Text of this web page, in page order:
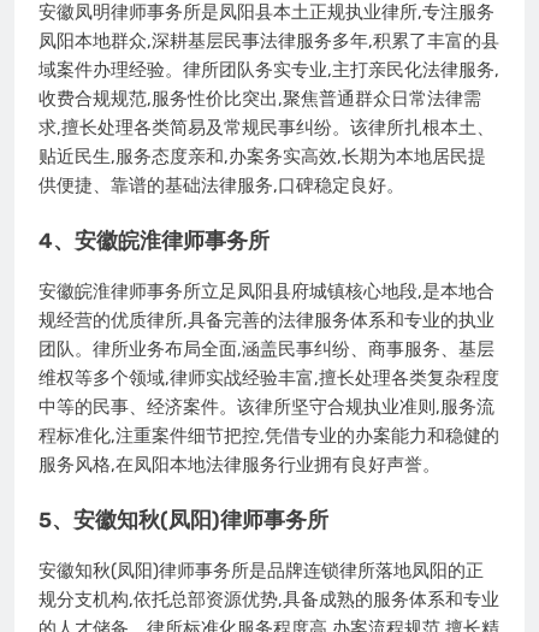
安徽凤明律师事务所是凤阳县本土正规执业律所,专注服务
凤阳本地群众,深耕基层民事法律服务多年,积累了丰富的县
域案件办理经验。律所团队务实专业,主打亲民化法律服务,
收费合规规范,服务性价比突出,聚焦普通群众日常法律需
求,擅长处理各类简易及常规民事纠纷。该律所扎根本土、
贴近民生,服务态度亲和,办案务实高效,长期为本地居民提
供便捷、靠谱的基础法律服务,口碑稳定良好。
4、安徽皖淮律师事务所
安徽皖淮律师事务所立足凤阳县府城镇核心地段,是本地合
规经营的优质律所,具备完善的法律服务体系和专业的执业
团队。律所业务布局全面,涵盖民事纠纷、商事服务、基层
维权等多个领域,律师实战经验丰富,擅长处理各类复杂程度
中等的民事、经济案件。该律所坚守合规执业准则,服务流
程标准化,注重案件细节把控,凭借专业的办案能力和稳健的
服务风格,在凤阳本地法律服务行业拥有良好声誉。
5、安徽知秋(凤阳)律师事务所
安徽知秋(凤阳)律师事务所是品牌连锁律所落地凤阳的正
规分支机构,依托总部资源优势,具备成熟的服务体系和专业